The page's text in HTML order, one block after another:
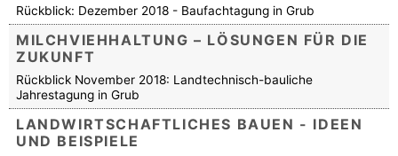
Rückblick: Dezember 2018 - Baufachtagung in Grub
MILCHVIEHHALTUNG – LÖSUNGEN FÜR DIE
ZUKUNFT
Rückblick November 2018: Landtechnisch-bauliche
Jahrestagung in Grub
LANDWIRTSCHAFTLICHES BAUEN - IDEEN
UND BEISPIELE